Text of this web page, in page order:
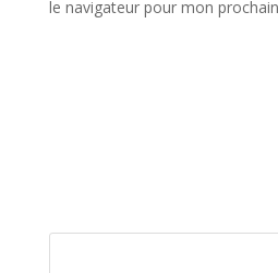
le navigateur pour mon